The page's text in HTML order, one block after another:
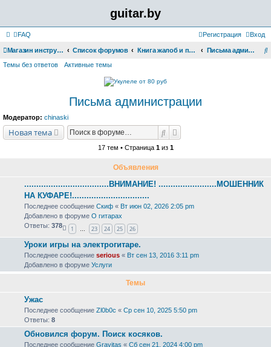
guitar.by
FAQ Вход
Регистрация
Магазин инструментов Список форумов Книга жалоб и предложений Письма администрации
Темы без ответов Активные темы
Письма администрации
Модератор: chinaski
Новая тема Поиск
17 тем • Страница 1из 1
Объявления
...................................ВНИМАНИЕ! ........................МОШЕННИК
НА КУФАРЕ!................................
Последнее сообщение Скиф « Вт июн 02, 2026 2:05 pm
Добавлено в форуме О гитарах
Ответы: 378 1 23 24 25 26
Уроки игры на электрогитаре.
Последнее сообщение serious « Вт сен 13, 2016 3:11 pm
Добавлено в форуме Услуги
Темы
Ужас
Последнее сообщение Zl0b0c « Ср сен 10, 2025 5:50 pm
Ответы: 8
Обновился форум. Поиск косяков.
Последнее сообщение Gravitas « Сб сен 21, 2024 4:00 pm